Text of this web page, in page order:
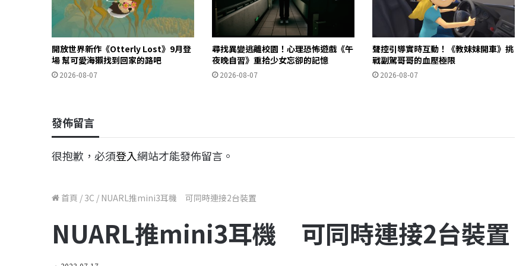
開放世界新作《Otterly Lost》9月登
場 幫可愛海獺找到回家的路吧
2026-08-07
尋找異變逃離校園！心理恐怖遊戲《午
夜晚自習》重拾少女忘卻的記憶
2026-08-07
聲控引導實時互動！《教妹妹開車》挑
戰副駕哥哥的血壓極限
2026-08-07
發佈留言
很抱歉，必須登入網站才能發佈留言。